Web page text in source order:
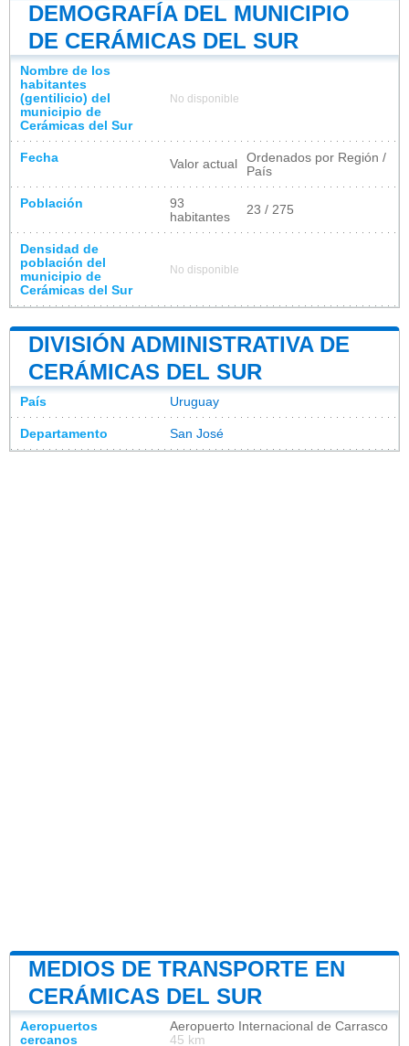
DEMOGRAFÍA DEL MUNICIPIO
DE CERÁMICAS DEL SUR
Nombre de los
habitantes
(gentilicio) del
municipio de
Cerámicas del Sur
No disponible
Fecha Valor actual
Ordenados por Región /
País
Población
93
habitantes
23 / 275
Densidad de
población del
municipio de
Cerámicas del Sur
No disponible
DIVISIÓN ADMINISTRATIVA DE
CERÁMICAS DEL SUR
País Uruguay
Departamento San José
MEDIOS DE TRANSPORTE EN
CERÁMICAS DEL SUR
Aeropuertos
cercanos
Aeropuerto Internacional de Carrasco
45 km